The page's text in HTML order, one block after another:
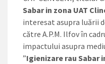
Sabar in zona UAT
interesat asupra luării
către A.P.M. Ilfov în
impactului asupra
”Igienizare rau Sabar